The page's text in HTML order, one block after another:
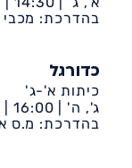
דיונה-ביה״ס
בהדרכת: מכבי
כדורגל
כיתות א'-ג'
ג', ה' | 16:00 |
דיונה-ביה״ס
בהדרכת: מ.ס